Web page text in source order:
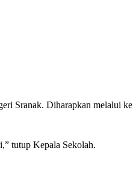
Sranak. Diharapkan melalui
tutup Kepala Sekolah.